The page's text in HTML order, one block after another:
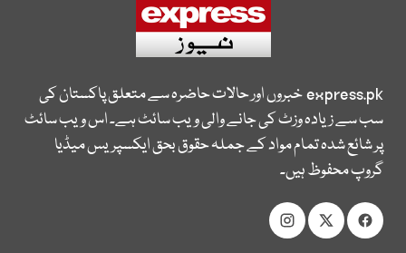
express.pkخبروں اور حالات حاضرہ سے متعلق پاکستان کی
سب سے زیادہ وزٹ کی جانے والی ویب سائٹ ہے۔ اس ویب سائٹ
پر شائع شدہ تمام مواد کے جملہ حقوق بحق ایکسپریس میڈیا
گروپ محفوظ ہیں۔